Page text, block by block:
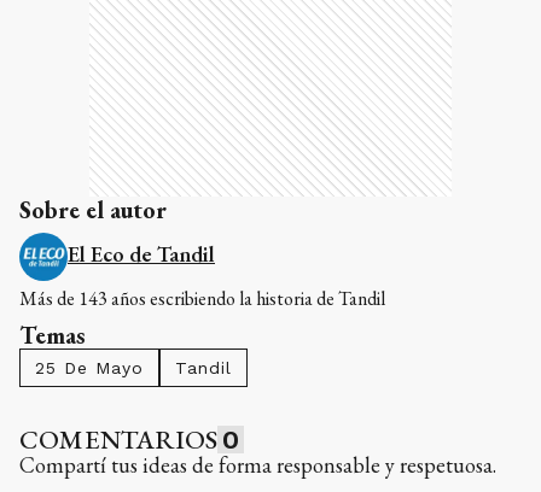
Sobre el autor
El Eco de Tandil
Más de 143 años escribiendo la historia de Tandil
Temas
25 De Mayo Tandil
COMENTARIOS 0
Compartí tus ideas de forma responsable y respetuosa.